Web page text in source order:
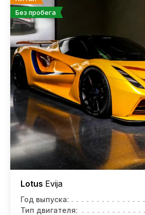
Без пробега
Lotus Evija
Год выпуска:
Тип двигателя: